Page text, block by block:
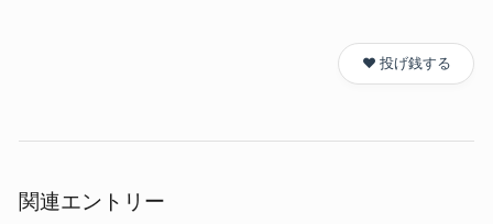
❤️ 投げ銭する
関連エントリー